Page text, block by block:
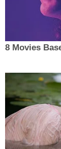
8 Movies